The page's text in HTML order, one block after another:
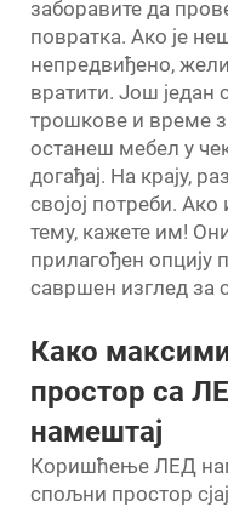
заборавите да
повратка. Ако је
непредвиђено,
вратити. Још један
трошкове и време
останеш мебел у
догађај. На крају,
својој потреби.
тему, кажете им!
прилагођен опцију
савршен изглед за
Како
простор са
намештај
Коришћење ЛЕД
спољни простор